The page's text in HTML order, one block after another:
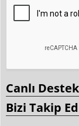
Canlı Destek
Bizi Takip